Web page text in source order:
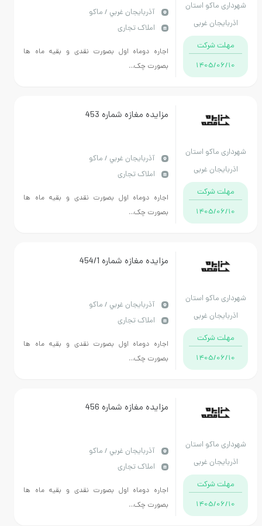
استان
غربی
آذربايجان غربي / ماکو
املاک تجاری
اجاره دوماه اول بصورت نقدی و بقیه ماه ها
بصورت چک...
استان
غربی
مزایده مغازه شماره 453
آذربايجان غربي / ماکو
املاک تجاری
اجاره دوماه اول بصورت نقدی و بقیه ماه ها
بصورت چک...
استان
غربی
مزایده مغازه شماره 454/1
آذربايجان غربي / ماکو
املاک تجاری
اجاره دوماه اول بصورت نقدی و بقیه ماه ها
بصورت چک...
استان
غربی
مزایده مغازه شماره 456
آذربايجان غربي / ماکو
املاک تجاری
اجاره دوماه اول بصورت نقدی و بقیه ماه ها
بصورت چک...